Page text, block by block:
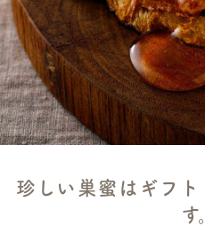
珍しい巣蜜はギフ
す